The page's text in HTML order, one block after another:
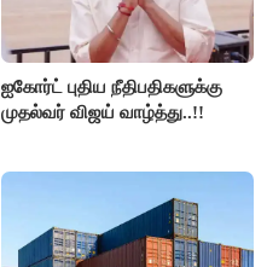
ஐகோர்ட் புதிய நீதிபதிகளுக்கு
முதல்வர் விஜய் வாழ்த்து..!!